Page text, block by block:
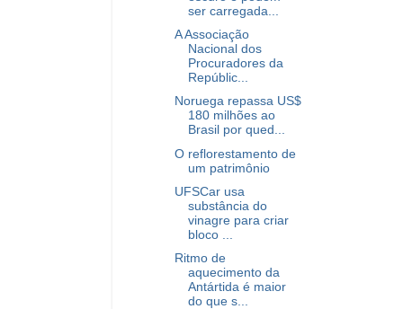
ser carregada...
A Associação
Nacional dos
Procuradores da
Repúblic...
Noruega repassa US$
180 milhões ao
Brasil por qued...
O reflorestamento de
um patrimônio
UFSCar usa
substância do
vinagre para criar
bloco ...
Ritmo de
aquecimento da
Antártida é maior
do que s...